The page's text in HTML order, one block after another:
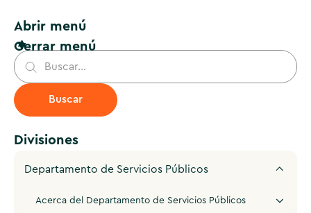
Abrir menú
Cerrar menú
Divisiones
Departamento de Servicios Públicos
Acerca del Departamento de Servicios Públicos